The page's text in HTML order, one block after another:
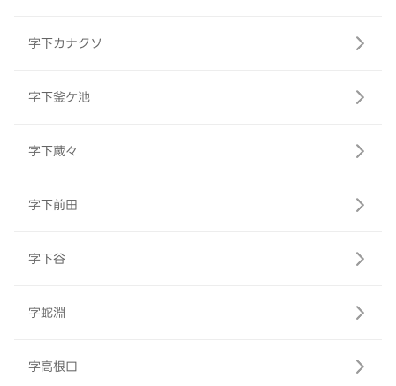
字下カナクソ
字下釜ケ池
字下蔵々
字下前田
字下谷
字蛇淵
字高根口